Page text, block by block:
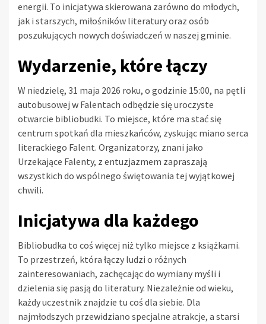
energii. To inicjatywa skierowana zarówno do młodych,
jak i starszych, miłośników literatury oraz osób
poszukujących nowych doświadczeń w naszej gminie.
Wydarzenie, które łączy
W niedzielę, 31 maja 2026 roku, o godzinie 15:00, na pętli
autobusowej w Falentach odbędzie się uroczyste
otwarcie bibliobudki. To miejsce, które ma stać się
centrum spotkań dla mieszkańców, zyskując miano serca
literackiego Falent. Organizatorzy, znani jako
Urzekające Falenty, z entuzjazmem zapraszają
wszystkich do wspólnego świętowania tej wyjątkowej
chwili.
Inicjatywa dla każdego
Bibliobudka to coś więcej niż tylko miejsce z książkami.
To przestrzeń, która łączy ludzi o różnych
zainteresowaniach, zachęcając do wymiany myśli i
dzielenia się pasją do literatury. Niezależnie od wieku,
każdy uczestnik znajdzie tu coś dla siebie. Dla
najmłodszych przewidziano specjalne atrakcje, a starsi